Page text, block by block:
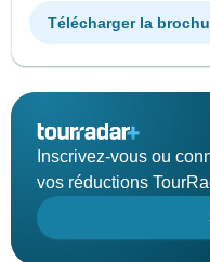
Télécharger la
Inscrivez-vous ou
vos réductions